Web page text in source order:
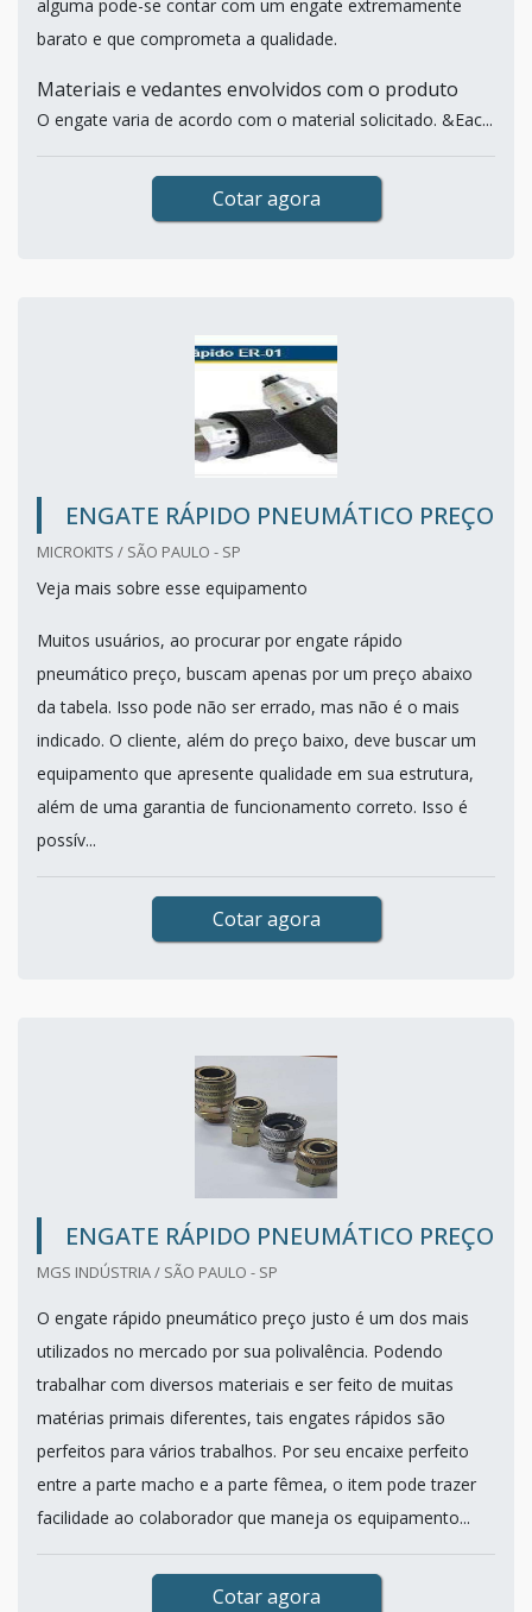
alguma pode-se contar com um engate extremamente
barato e que comprometa a qualidade.
Materiais e vedantes envolvidos com o produto
O engate varia de acordo com o material solicitado. &Eac...
Cotar agora
ENGATE RÁPIDO PNEUMÁTICO PREÇO
MICROKITS / SÃO PAULO - SP
Veja mais sobre esse equipamento
Muitos usuários, ao procurar por engate rápido
pneumático preço, buscam apenas por um preço abaixo
da tabela. Isso pode não ser errado, mas não é o mais
indicado. O cliente, além do preço baixo, deve buscar um
equipamento que apresente qualidade em sua estrutura,
além de uma garantia de funcionamento correto. Isso é
possív...
Cotar agora
ENGATE RÁPIDO PNEUMÁTICO PREÇO
MGS INDÚSTRIA / SÃO PAULO - SP
O engate rápido pneumático preço justo é um dos mais
utilizados no mercado por sua polivalência. Podendo
trabalhar com diversos materiais e ser feito de muitas
matérias primais diferentes, tais engates rápidos são
perfeitos para vários trabalhos. Por seu encaixe perfeito
entre a parte macho e a parte fêmea, o item pode trazer
facilidade ao colaborador que maneja os equipamento...
Cotar agora